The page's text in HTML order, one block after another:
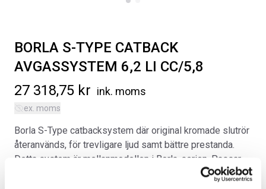
SVARTA RAM EMBLEM I
Artikelnr: RA0109
808kr
Artikelnr:
759kr
Lägg i varukorg
BORLA S-TYPE CATBACK
AVGASSYSTEM 6,2 LI CC/5,8
27 318,75 kr ink. moms
ex. moms
Borla S-Type catbacksystem där original kromade slutrör
återanvänds, för trevligare ljud samt bättre prestanda.
Detta system är mellanmodellen i Borla-serien. Passar
CrewCab-modeller med 5.8″ flak med 6.2 L V8 motor.